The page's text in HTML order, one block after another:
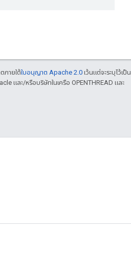
ภายใต้ใบอนุญาต Apache 2.0 เว้นแต่จะระบุไว้เป็น
และ/หรือบริษัทในเครือ OPENTHREAD และ